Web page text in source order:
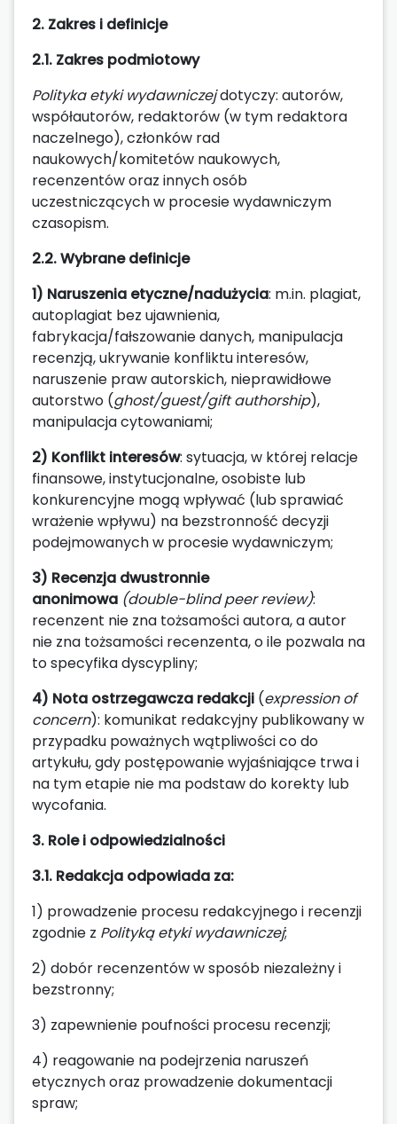
2. Zakres i definicje
2.1. Zakres podmiotowy
Polityka etyki wydawniczejdotyczy: autorów,
współautorów, redaktorów (w tym redaktora
naczelnego), członków rad
naukowych/komitetów naukowych,
recenzentów oraz innych osób
uczestniczących w procesie wydawniczym
czasopism.
2.2. Wybrane definicje
1) Naruszenia etyczne/nadużycia: m.in. plagiat,
autoplagiat bez ujawnienia,
fabrykacja/fałszowanie danych, manipulacja
recenzją, ukrywanie konfliktu interesów,
naruszenie praw autorskich, nieprawidłowe
autorstwo (ghost/guest/gift authorship),
manipulacja cytowaniami;
2) Konflikt interesów: sytuacja, w której relacje
finansowe, instytucjonalne, osobiste lub
konkurencyjne mogą wpływać (lub sprawiać
wrażenie wpływu) na bezstronność decyzji
podejmowanych w procesie wydawniczym;
3) Recenzja dwustronnie
anonimowa (double-blind peer review):
recenzent nie zna tożsamości autora, a autor
nie zna tożsamości recenzenta, o ile pozwala na
to specyfika dyscypliny;
4) Nota ostrzegawcza redakcji (expression of
concern): komunikat redakcyjny publikowany w
przypadku poważnych wątpliwości co do
artykułu, gdy postępowanie wyjaśniające trwa i
na tym etapie nie ma podstaw do korekty lub
wycofania.
3. Role i odpowiedzialności
3.1. Redakcja odpowiada za:
1) prowadzenie procesu redakcyjnego i recenzji
zgodnie z Polityką etyki wydawniczej;
2) dobór recenzentów w sposób niezależny i
bezstronny;
3) zapewnienie poufności procesu recenzji;
4) reagowanie na podejrzenia naruszeń
etycznych oraz prowadzenie dokumentacji
spraw;